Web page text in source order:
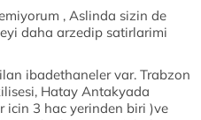
, Aslinda sizin de
daha arzedip satirlarimi
ibadethaneler var. Trabzon
Hatay Antakyada
3 hac yerinden biri )ve